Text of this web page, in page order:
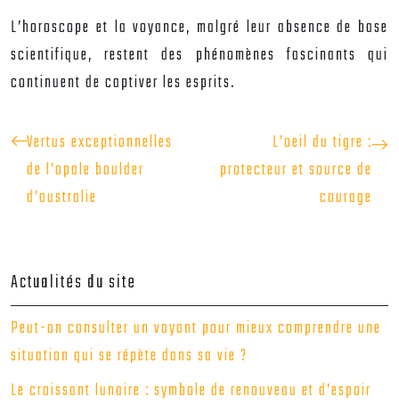
L’horoscope et la voyance, malgré leur absence de base
scientifique, restent des phénomènes fascinants qui
continuent de captiver les esprits.
Vertus exceptionnelles
de l’opale boulder
d’australie
L’oeil du tigre :
protecteur et source de
courage
Actualités du site
Peut-on consulter un voyant pour mieux comprendre une
situation qui se répète dans sa vie ?
Le croissant lunaire : symbole de renouveau et d’espoir